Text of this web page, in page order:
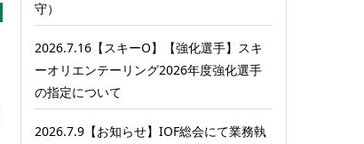
守）
2026.7.16【スキーO】【強化選手】スキ
ーオリエンテーリング2026年度強化選手
の指定について
2026.7.9【お知らせ】IOF総会にて業務執